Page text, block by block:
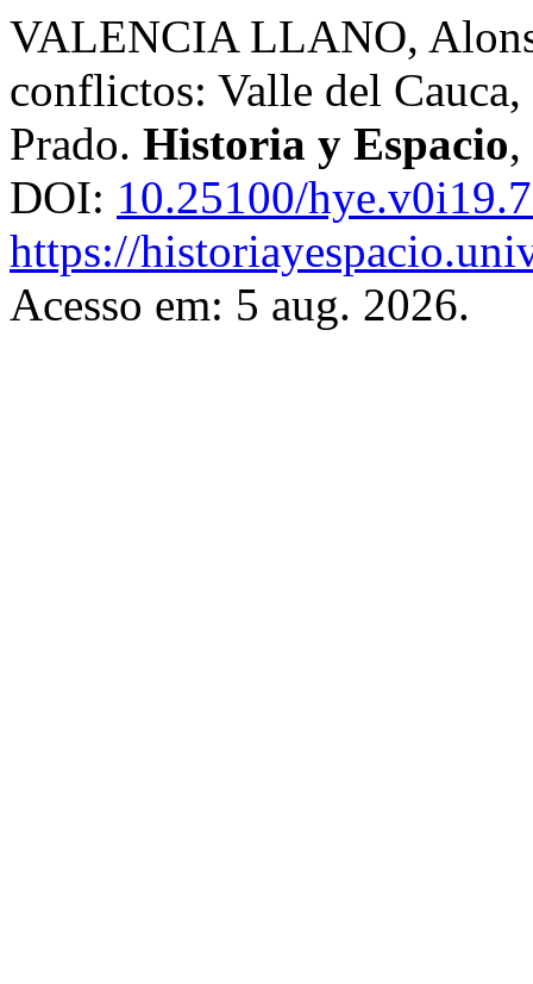
VALENCIA LLANO,
conflictos: Valle del
Prado. Historia y Espacio,
DOI: 10.25100/
https://
Acesso em: 5 aug. 2026.